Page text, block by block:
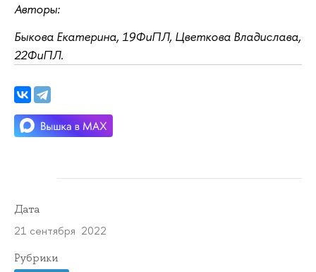
Авторы:
Быкова Екатерина, 19ФиПЛ, Цветкова Владислава,
22ФиПЛ.
Дата
21 сентября 2022
Рубрики